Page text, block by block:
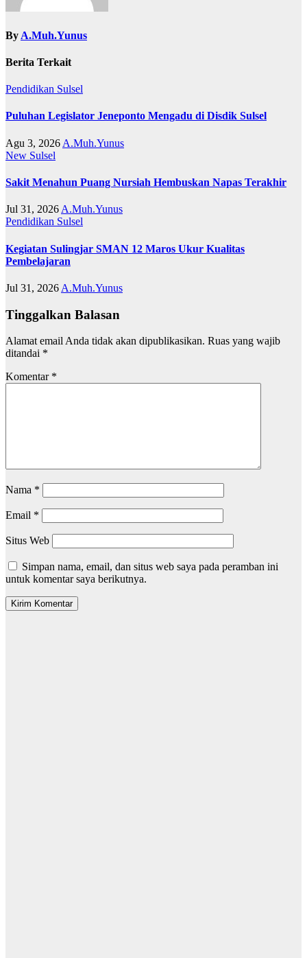
By A.Muh.Yunus
Berita Terkait
Pendidikan Sulsel
Puluhan Legislator Jeneponto Mengadu di Disdik Sulsel
Agu 3, 2026 A.Muh.Yunus
New Sulsel
Sakit Menahun Puang Nursiah Hembuskan Napas Terakhir
Jul 31, 2026 A.Muh.Yunus
Pendidikan Sulsel
Kegiatan Sulingjar SMAN 12 Maros Ukur Kualitas
Pembelajaran
Jul 31, 2026 A.Muh.Yunus
Tinggalkan Balasan
Alamat email Anda tidak akan dipublikasikan. Ruas yang wajib
ditandai *
Komentar *
Nama *
Email *
Situs Web
Simpan nama, email, dan situs web saya pada peramban ini
untuk komentar saya berikutnya.